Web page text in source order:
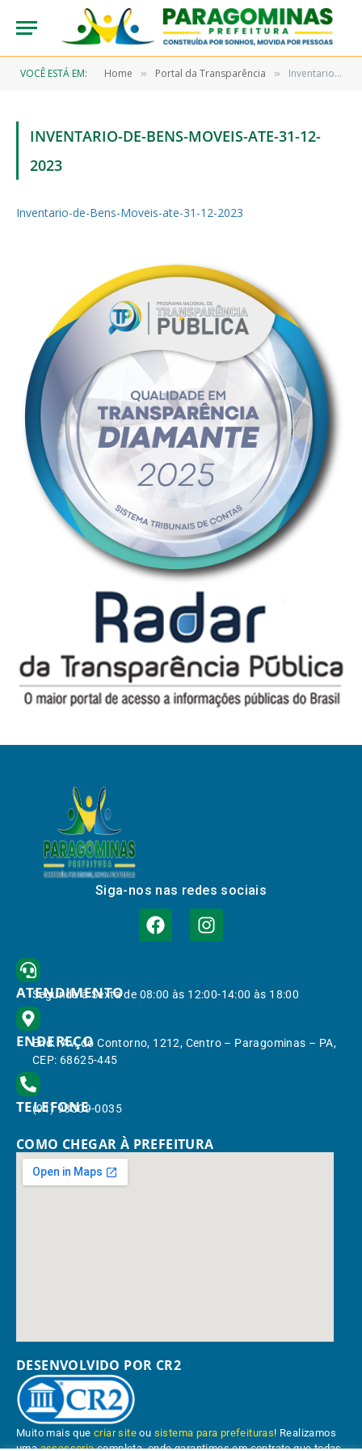
VOCÊ ESTÁ EM: Home » Portal da Transparência » Inventario-de-Bens-Moveis-ate-31-12-2023
INVENTARIO-DE-BENS-MOVEIS-ATE-31-12-
2023
Inventario-de-Bens-Moveis-ate-31-12-2023
Siga-nos nas redes sociais
ATENDIMENTO
Segunda à Sexta de 08:00 às 12:00-14:00 às 18:00
ENDEREÇO
End.: Av. do Contorno, 1212, Centro – Paragominas – PA,
CEP: 68625-445
TELEFONE
(91) 98309-0035
COMO CHEGAR À PREFEITURA
DESENVOLVIDO POR CR2
Muito mais quecriar site ou sistema para prefeituras! Realizamos
umaassessoriacompleta, onde garantimos em contrato que todas